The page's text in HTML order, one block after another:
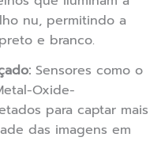
nu, permitindo a
e branco.
Sensores como o
Oxide-
para captar mais
das imagens em